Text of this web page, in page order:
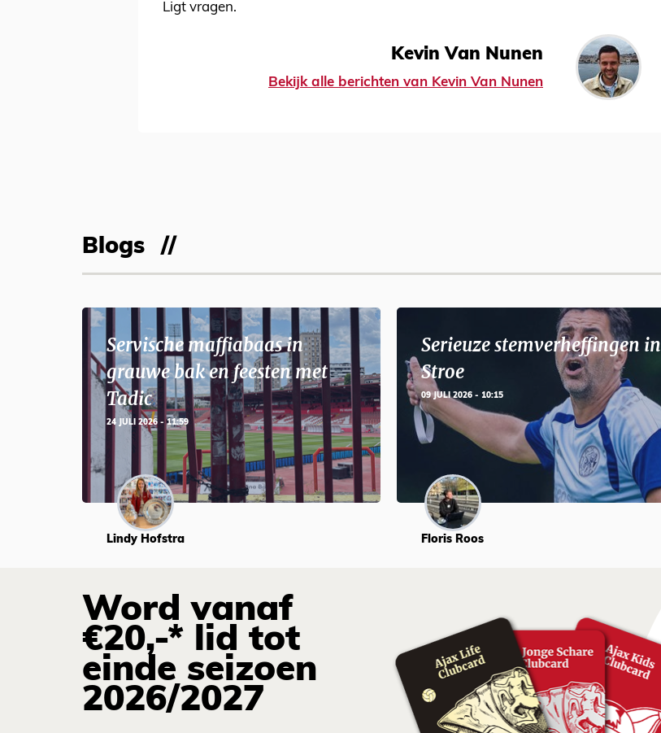
Ligt vragen.
Kevin Van Nunen
Bekijk alle berichten van Kevin Van Nunen
Blogs
Servische maffiabaas in
grauwe bak en feesten met
Tadic
24 JULI 2026 - 11:59
Lindy Hofstra
Serieuze stemverheffingen in
Stroe
09 JULI 2026 - 10:15
Floris Roos
Word vanaf
€20,-* lid tot
einde seizoen
2026/2027